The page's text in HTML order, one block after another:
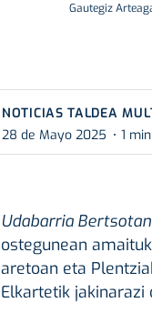
Gautegiz
NOTICIAS TALDEA
28 de Mayo 2025
1
Udabarria Bertsotan
ostegunean
aretoan eta
Elkartetik jakinarazi